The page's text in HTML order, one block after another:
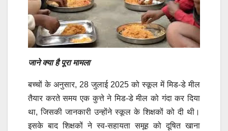
जाने क्या है पूरा मामला
बच्चों के अनुसार, 28 जुलाई 2025 को स्कूल में मिड-डे मील
तैयार करते समय एक कुत्ते ने मिड-डे मील को गंदा कर दिया
था, जिसकी जानकारी उन्होंने स्कूल के शिक्षकों को दी थी।
इसके बाद शिक्षकों ने स्व-सहायता समूह को दूषित खाना